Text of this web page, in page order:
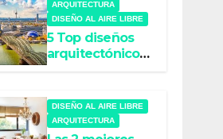
ARQUITECTURA
DISEÑO AL AIRE LIBRE
5 Top diseños
arquitectónicos
súper creativos
DISEÑO AL AIRE LIBRE
ARQUITECTURA